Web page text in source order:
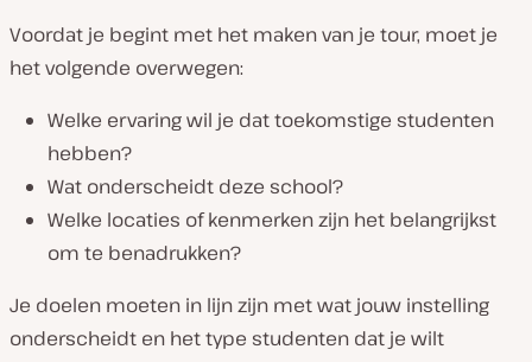
Voordat je begint met het maken van je tour, moet je
het volgende overwegen:
Welke ervaring wil je dat toekomstige studenten
hebben?
Wat onderscheidt deze school?
Welke locaties of kenmerken zijn het belangrijkst
om te benadrukken?
Je doelen moeten in lijn zijn met wat jouw instelling
onderscheidt en het type studenten dat je wilt